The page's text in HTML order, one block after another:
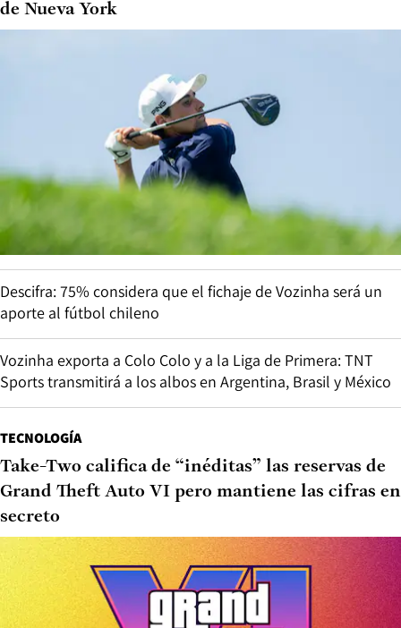
de Nueva York
Descifra: 75% considera que el fichaje de Vozinha será un
aporte al fútbol chileno
Vozinha exporta a Colo Colo y a la Liga de Primera: TNT
Sports transmitirá a los albos en Argentina, Brasil y México
TECNOLOGÍA
Take-Two califica de “inéditas” las reservas de
Grand Theft Auto VI pero mantiene las cifras en
secreto